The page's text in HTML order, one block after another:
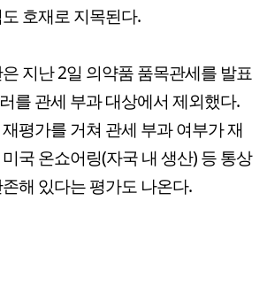
호재로 지목된다.
지난 2일 의약품 품목관세를 발표
를 관세 부과 대상에서 제외했다.
평가를 거쳐 관세 부과 여부가 재
국 온쇼어링(자국 내 생산) 등 통상
해 있다는 평가도 나온다.